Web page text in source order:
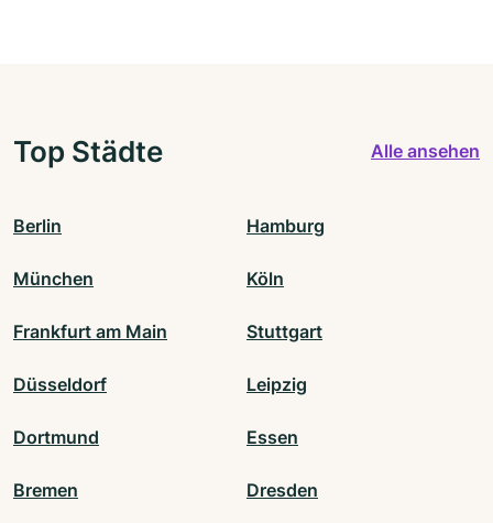
Top Städte Alle ansehen
Berlin Hamburg
München Köln
Frankfurt am Main Stuttgart
Düsseldorf Leipzig
Dortmund Essen
Bremen Dresden